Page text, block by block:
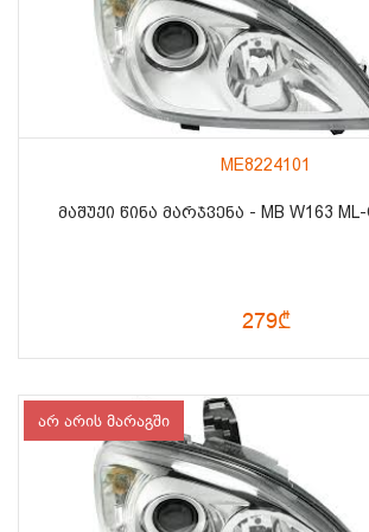
ME8224101
ᲛᲐᲨᲣᲥᲘ ᲬᲘᲜᲐ ᲛᲐᲠᲯᲕᲔᲜᲐ - MB W163
279₾
არ არის მარაგში